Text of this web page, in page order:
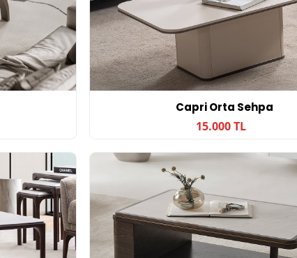
Capri Orta Sehpa
15.000 TL